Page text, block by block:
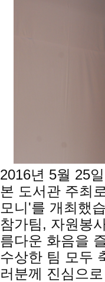
2016년 5월 25
본 도서관 주최
모니'를 개최했
참가팀, 자원봉
름다운 화음을
수상한 팀 모두
러분께 진심으